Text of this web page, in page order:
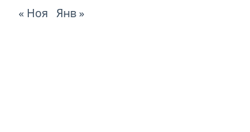
« Ноя Янв »